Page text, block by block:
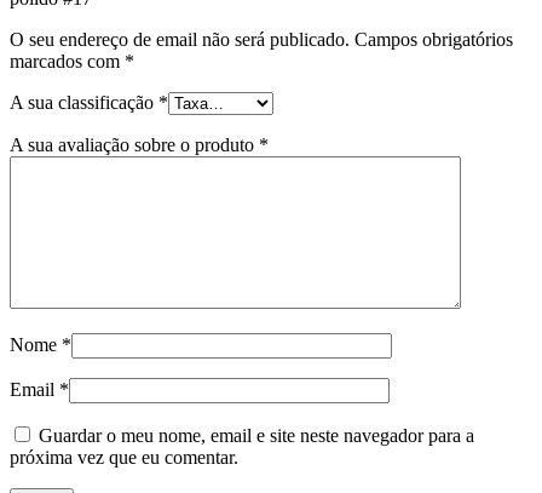
O seu endereço de email não será publicado. Campos obrigatórios
marcados com *
A sua classificação *
A sua avaliação sobre o produto *
Nome *
Email *
Guardar o meu nome, email e site neste navegador para a
próxima vez que eu comentar.